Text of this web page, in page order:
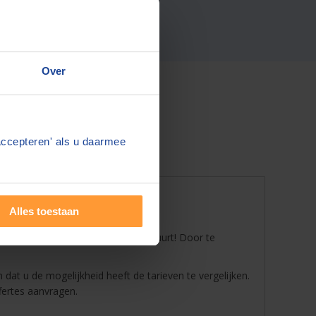
Over
als u daarmee
Alles toestaan
goedkoopste
bij u in de buurt! Door te
u de mogelijkheid heeft de tarieven te vergelijken.
aanvragen.